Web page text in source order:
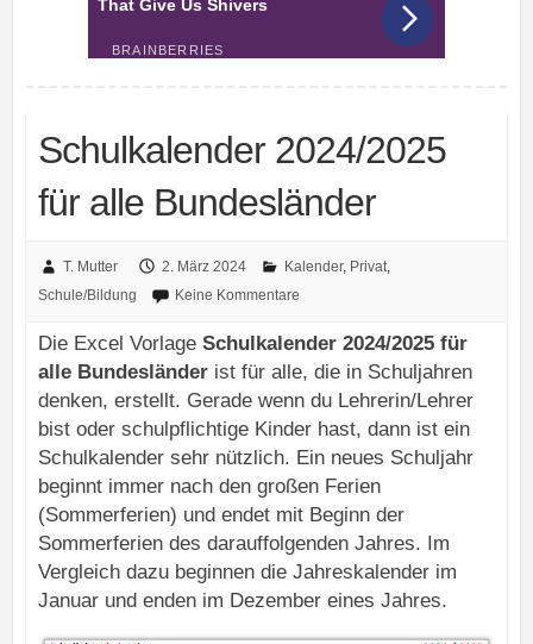
Schulkalender 2024/2025
für alle Bundesländer
T. Mutter 2. März 2024 Kalender, Privat,
Schule/Bildung
Keine Kommentare
Die Excel Vorlage Schulkalender 2024/2025 für
alle Bundesländerist für alle, die in Schuljahren
denken, erstellt. Gerade wenn du Lehrerin/Lehrer
bist oder schulpflichtige Kinder hast, dann ist ein
Schulkalender sehr nützlich. Ein neues Schuljahr
beginnt immer nach den großen Ferien
(Sommerferien) und endet mit Beginn der
Sommerferien des darauffolgenden Jahres. Im
Vergleich dazu beginnen die Jahreskalender im
Januar und enden im Dezember eines Jahres.